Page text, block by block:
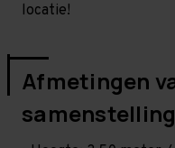
locatie!
Afmetingen
samenstelling